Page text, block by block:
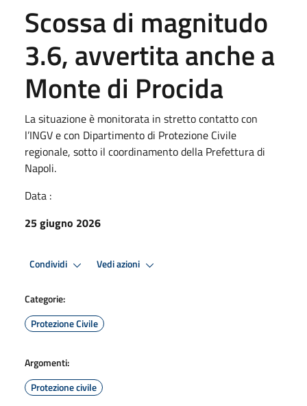
Scossa di magnitudo
3.6, avvertita anche a
Monte di Procida
La situazione è monitorata in stretto contatto con
l’INGV e con Dipartimento di Protezione Civile
regionale, sotto il coordinamento della Prefettura di
Napoli.
Data :
25 giugno 2026
Condividi Vedi azioni
Categorie:
Protezione Civile
Argomenti:
Protezione civile